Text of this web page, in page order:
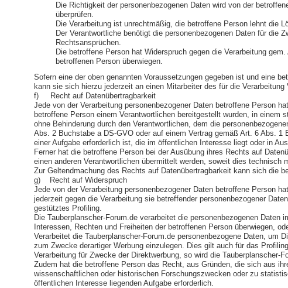
Die Richtigkeit der personenbezogenen Daten wird von der
überprüfen.
Die Verarbeitung ist unrechtmäßig, die betroffene Person lehnt die
Der Verantwortliche benötigt die personenbezogenen Daten für die
Rechtsansprüchen.
Die betroffene Person hat Widerspruch gegen die Verarbeitung
betroffenen Person überwiegen.
Sofern eine der oben genannten Voraussetzungen gegeben ist und eine
kann sie sich hierzu jederzeit an einen Mitarbeiter des für die
f) Recht auf Datenübertragbarkeit
Jede von der Verarbeitung personenbezogener Daten betroffene Person
betroffene Person einem Verantwortlichen bereitgestellt wurden, in
ohne Behinderung durch den Verantwortlichen, dem die
Abs. 2 Buchstabe a DS-GVO oder auf einem Vertrag gemäß Art. 6 Abs.
einer Aufgabe erforderlich ist, die im öffentlichen Interesse liegt oder in
Ferner hat die betroffene Person bei der Ausübung ihres Rechts auf
einen anderen Verantwortlichen übermittelt werden, soweit dies
Zur Geltendmachung des Rechts auf Datenübertragbarkeit kann sich die
g) Recht auf Widerspruch
Jede von der Verarbeitung personenbezogener Daten betroffene Person
jederzeit gegen die Verarbeitung sie betreffender personenbezogener
gestütztes Profiling.
Die Tauberplanscher-Forum.de verarbeitet die personenbezogenen
Interessen, Rechten und Freiheiten der betroffenen Person überwiegen,
Verarbeitet die Tauberplanscher-Forum.de personenbezogene Daten, um
zum Zwecke derartiger Werbung einzulegen. Dies gilt auch für das
Verarbeitung für Zwecke der Direktwerbung, so wird die
Zudem hat die betroffene Person das Recht, aus Gründen, die sich aus
wissenschaftlichen oder historischen Forschungszwecken oder zu
öffentlichen Interesse liegenden Aufgabe erforderlich.